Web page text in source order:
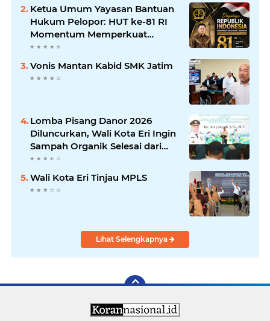
Ketua Umum Yayasan Bantuan
Hukum Pelopor: HUT ke-81 RI
Momentum Memperkuat
Keadilan, Persatuan, dan
Vonis Mantan Kabid SMK Jatim
Lomba Pisang Danor 2026
Diluncurkan, Wali Kota Eri Ingin
Sampah Organik Selesai dari
Rumah
Wali Kota Eri Tinjau MPLS
Lihat Selengkapnya